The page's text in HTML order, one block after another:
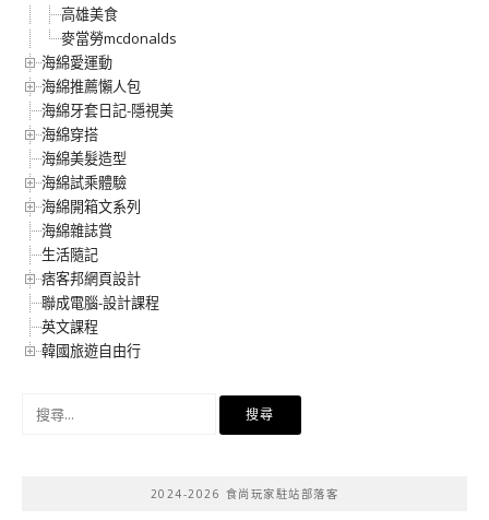
高雄美食
麥當勞mcdonalds
海綿愛運動
海綿推薦懶人包
海綿牙套日記-隱視美
海綿穿搭
海綿美髮造型
海綿試乘體驗
海綿開箱文系列
海綿雜誌賞
生活隨記
痞客邦網頁設計
聯成電腦-設計課程
英文課程
韓國旅遊自由行
2024-2026 食尚玩家駐站部落客